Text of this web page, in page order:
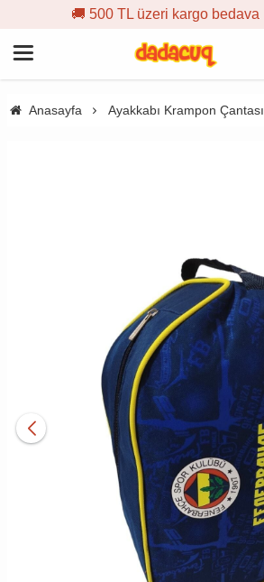
kargo bedava
Anasayfa Ayakkabı Krampon Çantası